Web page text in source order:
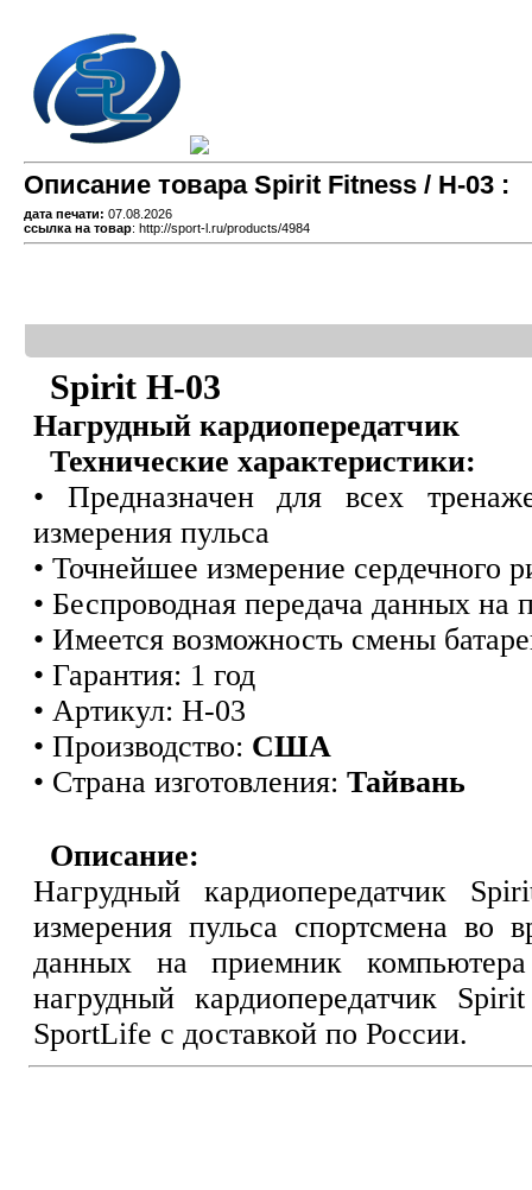
Описание товара Spirit Fitness / H-03 :
дата печати: 07.08.2026
ссылка на товар: http://sport-l.ru/products/4984
Spirit H-03
Нагрудный кардиопередатчик
Технические характеристики:
• Предназначен для всех
измерения пульса
• Точнейшее измерение сердечного
• Беспроводная передача данных
• Имеется возможность смены
• Гарантия: 1 год
• Артикул: H-03
• Производство: США
• Страна изготовления: Тайвань
Описание:
Нагрудный кардиопередатчик
измерения пульса спортсмена во
данных на приемник
нагрудный кардиопередатчик
SportLife с доставкой по России.